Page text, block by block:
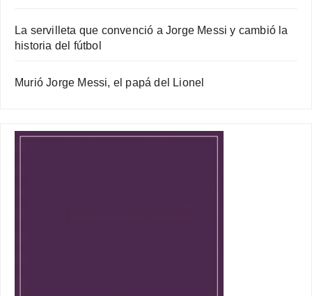
La servilleta que convenció a Jorge Messi y cambió la
historia del fútbol
Murió Jorge Messi, el papá del Lionel